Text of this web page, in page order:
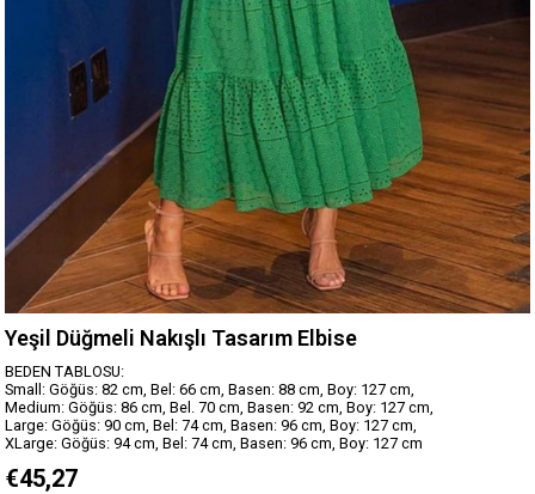
Yeşil Düğmeli Nakışlı Tasarım Elbise
BEDEN TABLOSU:
Small: Göğüs: 82 cm, Bel: 66 cm, Basen: 88 cm, Boy: 127 cm,
Medium: Göğüs: 86 cm, Bel. 70 cm, Basen: 92 cm, Boy: 127 cm,
Large: Göğüs: 90 cm, Bel: 74 cm, Basen: 96 cm, Boy: 127 cm,
XLarge: Göğüs: 94 cm, Bel: 74 cm, Basen: 96 cm, Boy: 127 cm
€45,27